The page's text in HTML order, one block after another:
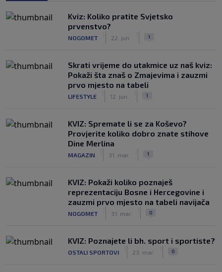
Kviz: Koliko pratite Svjetsko
prvenstvo?
NOGOMET 22. jun. 1
Skrati vrijeme do utakmice uz naš kviz:
Pokaži šta znaš o Zmajevima i zauzmi
prvo mjesto na tabeli
LIFESTYLE 12. jun. 1
KVIZ: Spremate li se za Koševo?
Provjerite koliko dobro znate stihove
Dine Merlina
MAGAZIN 31. mar. 1
KVIZ: Pokaži koliko poznaješ
reprezentaciju Bosne i Hercegovine i
zauzmi prvo mjesto na tabeli navijača
NOGOMET 31. mar. 0
KVIZ: Poznajete li bh. sport i sportiste?
OSTALI SPORTOVI 23. mar. 0